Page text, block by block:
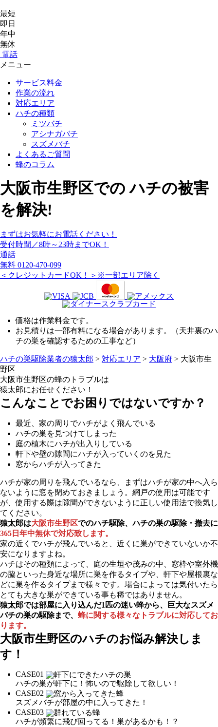
最短
即日
年中
無休
電話
メニュー
サービス料金
作業の流れ
対応エリア
ハチの種類
ミツバチ
アシナガバチ
スズメバチ
よくあるご質問
蜂のコラム
大阪市生野区での ハチの被害
を解決!
まずはお気軽にお電話ください！
受付時間／8時～23時までOK！
通話
無料 0120-470-099
＜クレジットカードOK！＞※一部エリア除く
価格は作業料金です。
お見積りは一部有料になる場合があります。（天井裏のハ
チの巣を確認するための工事など）
ハチの巣駆除業者の猿太郎 > 対応エリア > 大阪府 > 大阪市生
野区
大阪市生野区の蜂のトラブルは
猿太郎にお任せください！
こんなことでお困りではないですか？
最近、家の周りでハチがよく飛んでいる
ハチの巣を見つけてしまった
庭の植木にハチが出入りしている
軒下や壁の隙間にハチが入っていくのを見た
窓からハチが入ってきた
ハチが家の周りを飛んでいるなら、まずはハチが家の中へ入ら
ないように窓を閉めておきましょう。網戸の使用は可能です
が、使用する際は隙間ができないように正しい使用法で換気し
てください。
猿太郎は大阪市生野区でのハチ駆除、ハチの巣の駆除・撤去に
365日年中無休で対応致します。
家の近くでハチが飛んでいると、近くに巣ができていないか不
安になりますよね。
ハチはその種類によって、庭の生垣や茂みの中、窓枠や室外機
の脇といった身近な場所に巣を作るタイプや、軒下や屋根裏な
どに巣を作るタイプまで様々です。場合によっては気付いたら
とても大きな巣ができている事も稀ではありません。
猿太郎では部屋に入り込んだ1匹の迷い蜂から、巨大なスズメ
バチの巣の駆除まで、 蜂に関する様々なトラブルに対応してお
ります。
大阪市生野区のハチのお悩み解決しま
す！
CASE01
ハチの巣が軒下に！怖いので駆除して欲しい！
CASE02
スズメバチが部屋の中に入ってきた！
CASE03
ハチが頻繁に飛び回ってる！巣があるかも！？